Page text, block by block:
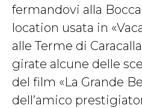
fermandovi alla
location usata in
alle Terme di
girate alcune delle
del film «La Grande
dell’amico